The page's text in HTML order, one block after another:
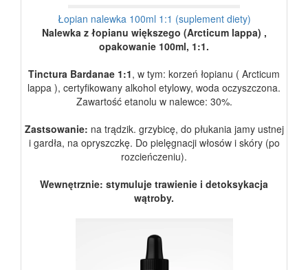
Łopian nalewka 100ml 1:1 (suplement diety)
Nalewka z łopianu większego (Arcticum lappa) ,
opakowanie 100ml, 1:1.
Tinctura Bardanae 1:1, w tym: korzeń łopianu ( Arcticum
lappa ), certyfikowany alkohol etylowy, woda oczyszczona.
Zawartość etanolu w nalewce: 30%.
Zastsowanie: na trądzik. grzybicę, do płukania jamy ustnej
i gardła, na opryszczkę. Do pielęgnacji włosów i skóry (po
rozcieńczeniu).
Wewnętrznie: stymuluje trawienie i detoksykacja
wątroby.